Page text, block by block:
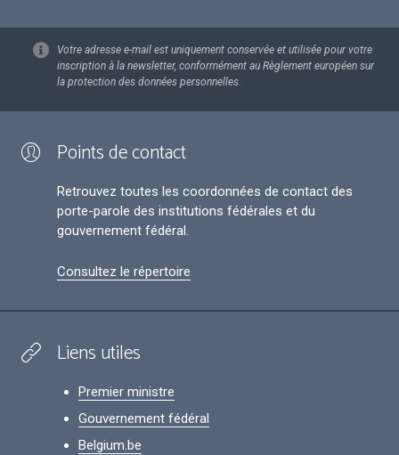
Votre adresse e-mail est uniquement conservée et utilisée pour votre
inscription à la newsletter, conformément au Règlement européen sur
la protection des données personnelles.
Points de contact
Retrouvez toutes les coordonnées de contact des
porte-parole des institutions fédérales et du
gouvernement fédéral.
Consultez le répertoire
Liens utiles
Premier ministre
Gouvernement fédéral
Belgium.be